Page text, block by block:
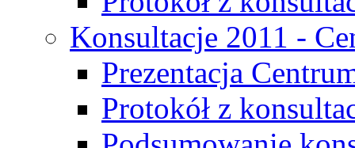
Konsultacje 2011 -
Prezentacja
Protokół z